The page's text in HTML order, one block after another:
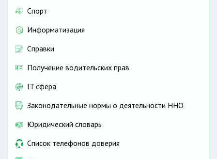
Спорт
Информатизация
Справки
Получение водительских прав
IT сфера
Законодательные нормы о деятельности ННО
Юридический словарь
Список телефонов доверия